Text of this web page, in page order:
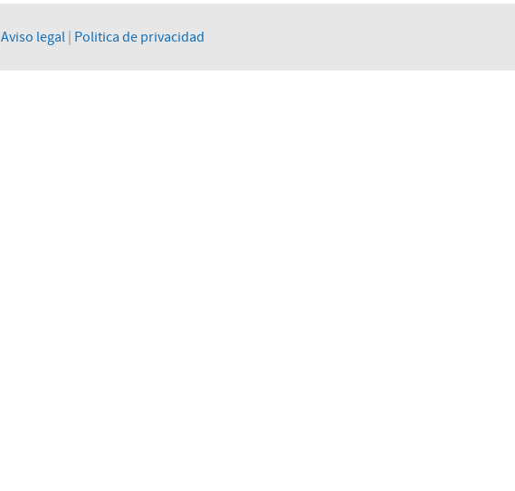
Aviso legal| Politica de privacidad